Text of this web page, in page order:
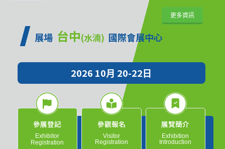
更多資訊
展場 台中(水湳) 國際會展中心
2026 10月 20-22日
參展登記
Exhibitor
Registration
參觀報名
Visitor
Registration
展覽簡介
Exhibition
Introduction